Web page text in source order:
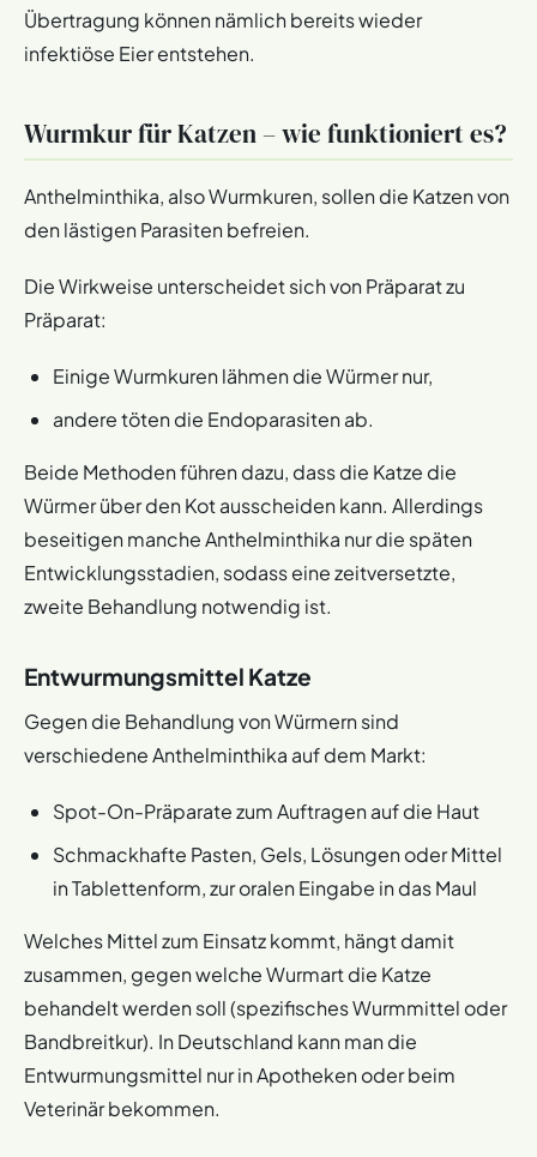
Übertragung können nämlich bereits wieder
infektiöse Eier entstehen.
Wurmkur für Katzen – wie funktioniert es?
Anthelminthika, also Wurmkuren, sollen die Katzen von
den lästigen Parasiten befreien.
Die Wirkweise unterscheidet sich von Präparat zu
Präparat:
Einige Wurmkuren lähmen die Würmer nur,
andere töten die Endoparasiten ab.
Beide Methoden führen dazu, dass die Katze die
Würmer über den Kot ausscheiden kann. Allerdings
beseitigen manche Anthelminthika nur die späten
Entwicklungsstadien, sodass eine zeitversetzte,
zweite Behandlung notwendig ist.
Entwurmungsmittel Katze
Gegen die Behandlung von Würmern sind
verschiedene Anthelminthika auf dem Markt:
Spot-On-Präparate zum Auftragen auf die Haut
Schmackhafte Pasten, Gels, Lösungen oder Mittel
in Tablettenform, zur oralen Eingabe in das Maul
Welches Mittel zum Einsatz kommt, hängt damit
zusammen, gegen welche Wurmart die Katze
behandelt werden soll (spezifisches Wurmmittel oder
Bandbreitkur). In Deutschland kann man die
Entwurmungsmittel nur in Apotheken oder beim
Veterinär bekommen.